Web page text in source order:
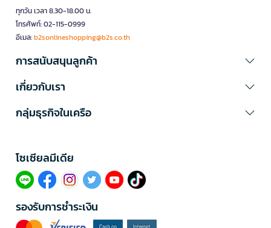
ทุกวัน เวลา 8.30-18.00 น.
โทรศัพท์: 02-115-0999
อีเมล:b2sonlineshopping@b2s.co.th
การสนับสนุนลูกค้า
เกี่ยวกับเรา
กลุ่มธุรกิจในเครือ
โซเซียลมีเดีย​
รองรับการชำระเงิน